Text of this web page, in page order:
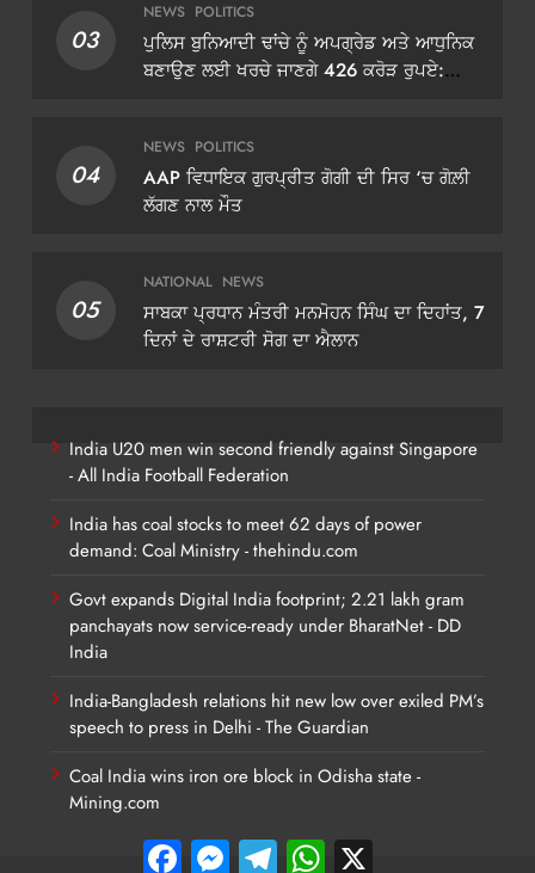
03
NEWS POLITICS
ਪੁਲਿਸ ਬੁਨਿਆਦੀ ਢਾਂਚੇ ਨੂੰ ਅਪਗ੍ਰੇਡ ਅਤੇ ਆਧੁਨਿਕ
ਬਣਾਉਣ ਲਈ ਖਰਚੇ ਜਾਣਗੇ 426 ਕਰੋੜ ਰੁਪਏ:
04
NEWS POLITICS
AAP ਵਿਧਾਇਕ ਗੁਰਪ੍ਰੀਤ ਗੋਗੀ ਦੀ ਸਿਰ ‘ਚ ਗੋਲ਼ੀ
ਲੱਗਣ ਨਾਲ ਮੌਤ
05
NATIONAL NEWS
ਸਾਬਕਾ ਪ੍ਰਧਾਨ ਮੰਤਰੀ ਮਨਮੋਹਨ ਸਿੰਘ ਦਾ ਦਿਹਾਂਤ, 7
ਦਿਨਾਂ ਦੇ ਰਾਸ਼ਟਰੀ ਸੋਗ ਦਾ ਐਲਾਨ
India U20 men win second friendly against Singapore
- All India Football Federation
India has coal stocks to meet 62 days of power
demand: Coal Ministry - thehindu.com
Govt expands Digital India footprint; 2.21 lakh gram
panchayats now service-ready under BharatNet - DD
India
India-Bangladesh relations hit new low over exiled PM’s
speech to press in Delhi - The Guardian
Coal India wins iron ore block in Odisha state -
Mining.com
FacebookMessengerTelegramWhatsApp